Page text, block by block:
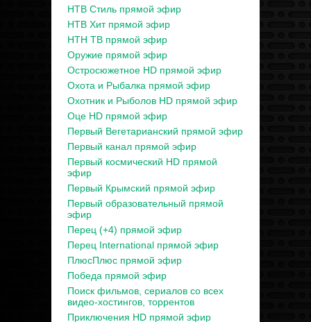
НТВ Стиль прямой эфир
НТВ Хит прямой эфир
НТН ТВ прямой эфир
Оружие прямой эфир
Остросюжетное HD прямой эфир
Охота и Рыбалка прямой эфир
Охотник и Рыболов HD прямой эфир
Оце HD прямой эфир
Первый Вегетарианский прямой эфир
Первый канал прямой эфир
Первый космический HD прямой
эфир
Первый Крымский прямой эфир
Первый образовательный прямой
эфир
Перец (+4) прямой эфир
Перец International прямой эфир
ПлюсПлюс прямой эфир
Победа прямой эфир
Поиск фильмов, сериалов со всех
видео-хостингов, торрентов
Приключения HD прямой эфир